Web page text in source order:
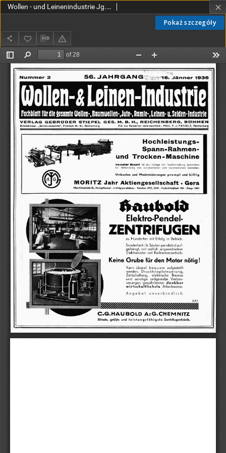
Pokaż szczegóły
Wollen - und Leinenindustrie Jg. 56 Nr. 2 (1936)